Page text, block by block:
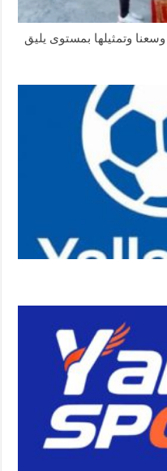
وتمثيلها بمستوى يليق